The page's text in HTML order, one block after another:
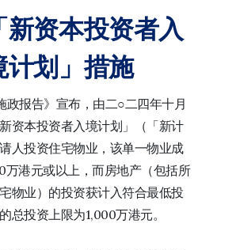
新资本投资者入
计划」措施
政报告》宣布，由二○二四年十月
资本投资者入境计划」（「新计
人投资住宅物业，该单一物业成
万港元或以上，而房地产（包括所
物业）的投资获计入符合最低投
总投资上限为1,000万港元。